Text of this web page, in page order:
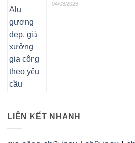
04/08/2026
LIÊN KẾT NHANH